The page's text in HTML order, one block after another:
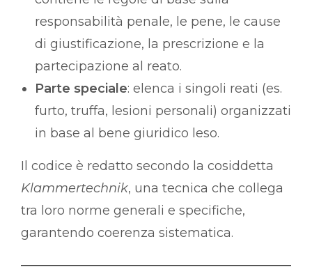
responsabilità penale, le pene, le cause
di giustificazione, la prescrizione e la
partecipazione al reato.
Parte speciale: elenca i singoli reati (es.
furto, truffa, lesioni personali) organizzati
in base al bene giuridico leso.
Il codice è redatto secondo la cosiddetta
Klammertechnik, una tecnica che collega
tra loro norme generali e specifiche,
garantendo coerenza sistematica.